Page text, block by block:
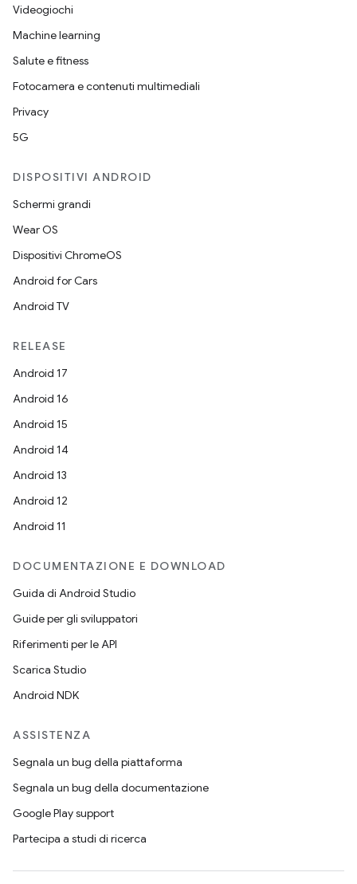
Videogiochi
Machine learning
Salute e fitness
Fotocamera e contenuti multimediali
Privacy
5G
DISPOSITIVI ANDROID
Schermi grandi
Wear OS
Dispositivi ChromeOS
Android for Cars
Android TV
RELEASE
Android 17
Android 16
Android 15
Android 14
Android 13
Android 12
Android 11
DOCUMENTAZIONE E DOWNLOAD
Guida di Android Studio
Guide per gli sviluppatori
Riferimenti per le API
Scarica Studio
Android NDK
ASSISTENZA
Segnala un bug della piattaforma
Segnala un bug della documentazione
Google Play support
Partecipa a studi di ricerca